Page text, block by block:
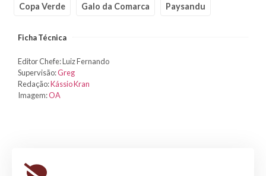
Copa Verde
Galo da Comarca Paysandu
Ficha Técnica
Editor Chefe: Luiz Fernando
Supervisão:Greg
Redação:Kássio Kran
Imagem:OA